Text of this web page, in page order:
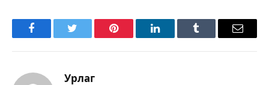
FacebookTwitter Pinterest LinkedInTumblr Имэйл
Урлаг